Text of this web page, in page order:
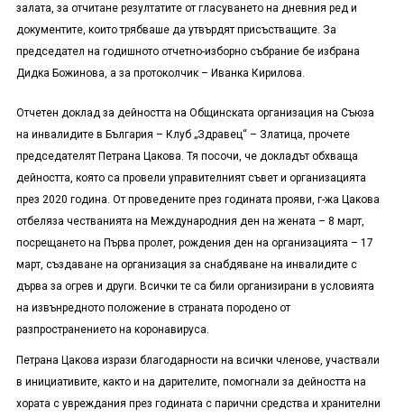
залата, за отчитане резултатите от гласуването на дневния ред и
документите, които трябваше да утвърдят присъстващите. За
председател на годишното отчетно-изборно събрание бе избрана
Дидка Божинова, а за протоколчик – Иванка Кирилова.
Отчетен доклад за дейността на Общинската организация на Съюза
на инвалидите в България – Клуб „Здравец“ – Златица, прочете
председателят Петрана Цакова. Тя посочи, че докладът обхваща
дейността, която са провели управителният съвет и организацията
през 2020 година. От проведените през годината прояви, г-жа Цакова
отбеляза честванията на Международния ден на жената – 8 март,
посрещането на Първа пролет, рождения ден на организацията – 17
март, създаване на организация за снабдяване на инвалидите с
дърва за огрев и други. Всички те са били организирани в условията
на извънредното положение в страната породено от
разпространението на коронавируса.
Петрана Цакова изрази благодарности на всички членове, участвали
в инициативите, както и на дарителите, помогнали за дейността на
хората с увреждания през годината с парични средства и хранителни